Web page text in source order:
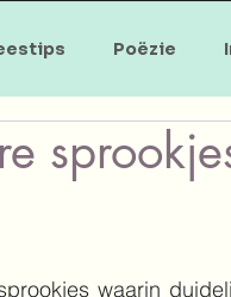
Poëzie
Baby's en peuters
waarin